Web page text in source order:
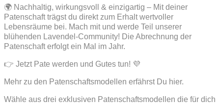
🌍 Nachhaltig, wirkungsvoll & einzigartig – Mit deiner
Patenschaft trägst du direkt zum Erhalt wertvoller
Lebensräume bei. Mach mit und werde Teil unserer
blühenden Lavendel-Community! Die Abrechnung der
Patenschaft erfolgt ein Mal im Jahr.
👉 Jetzt Pate werden und Gutes tun! 💜
Mehr zu den Patenschaftsmodellen erfährst Du hier.
Wähle aus drei exklusiven Patenschaftsmodellen die für dich